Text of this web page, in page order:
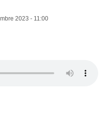
2023 - 11:00